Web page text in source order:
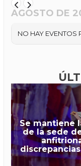
AGOSTO DE
NO HAY EVENTOS
Se mantiene
de la sede